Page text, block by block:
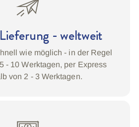
- weltweit
wie möglich - in der Regel
- 10 Werktagen, per Express
von 2 - 3 Werktagen.